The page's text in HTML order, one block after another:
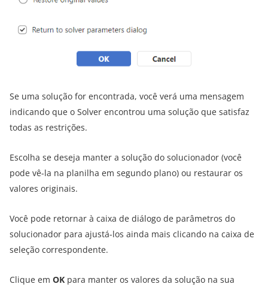
Se uma solução for encontrada, você verá uma mensagem
indicando que o Solver encontrou uma solução que satisfaz
todas as restrições.
Escolha se deseja manter a solução do solucionador (você
pode vê-la na planilha em segundo plano) ou restaurar os
valores originais.
Você pode retornar à caixa de diálogo de parâmetros do
solucionador para ajustá-los ainda mais clicando na caixa de
seleção correspondente.
Clique em OK para manter os valores da solução na sua